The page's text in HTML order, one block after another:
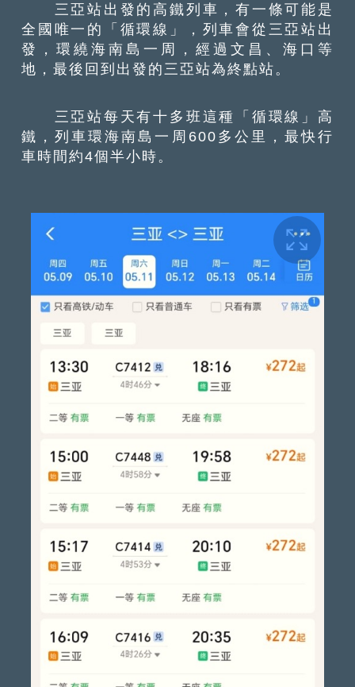
三亞站出發的高鐵列車，有一條可能是
全國唯一的「循環線」，列車會從三亞站出
發，環繞海南島一周，經過文昌、海口等
地，最後回到出發的三亞站為終點站。
三亞站每天有十多班這種「循環線」高
鐵，列車環海南島一周600多公里，最快行
車時間約4個半小時。